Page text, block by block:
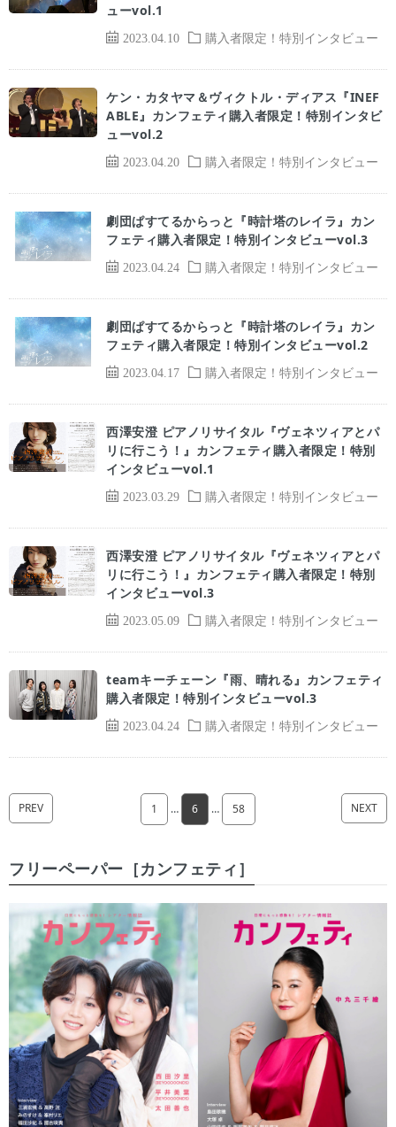
2023.04.10 購入者限定！特別インタビュー
ューvol.1
2023.04.20 購入者限定！特別インタビュー
ケン・カタヤマ＆ヴィクトル・ディアス『INEF
ABLE』カンフェティ購入者限定！特別インタビ
ューvol.2
2023.04.24 購入者限定！特別インタビュー
劇団ぱすてるからっと『時計塔のレイラ』カン
フェティ購入者限定！特別インタビューvol.3
2023.04.17 購入者限定！特別インタビュー
劇団ぱすてるからっと『時計塔のレイラ』カン
フェティ購入者限定！特別インタビューvol.2
2023.03.29 購入者限定！特別インタビュー
西澤安澄 ピアノリサイタル『ヴェネツィアとパ
リに行こう！』カンフェティ購入者限定！特別
インタビューvol.1
2023.05.09 購入者限定！特別インタビュー
西澤安澄 ピアノリサイタル『ヴェネツィアとパ
リに行こう！』カンフェティ購入者限定！特別
インタビューvol.3
2023.04.24 購入者限定！特別インタビュー
teamキーチェーン『雨、晴れる』カンフェティ
購入者限定！特別インタビューvol.3
PREV 1 … 6 … 58 NEXT
フリーペーパー［カンフェティ］